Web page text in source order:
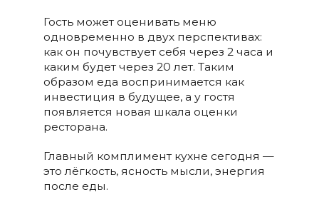
Гость может оценивать меню
одновременно в двух перспективах:
как он почувствует себя через 2 часа и
каким будет через 20 лет. Таким
образом еда воспринимается как
инвестиция в будущее, а у гостя
появляется новая шкала оценки
ресторана.
Главный комплимент кухне сегодня —
это лёгкость, ясность мысли, энергия
после еды.